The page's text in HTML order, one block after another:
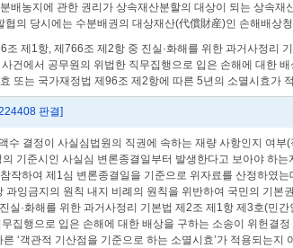
배농지에 관한 권리가 상속재산분할의 대상이 되는 상속
의 당시에는 수분배권의 대상재산(代償財産)인 손해배상
조 제1항, 제766조 제2항 중 진실·화해를 위한 과거사정
건에서 공무원의 위법한 직무집행으로 입은 손해에 대한
또는 국가재정법 제96조 제2항에 따른 5년의 소멸시효가
판결]
수 결정이 사실심법원의 직권에 속하는 재량 사항인지 여
기준시인 사실심 변론종결일부터 발생한다고 보아야 하
작하여 제1심 변론종결일을 기준으로 위자료를 산정하
과잉금지의 원칙 내지 비례의 원칙을 위반하여 국민의 기
실·화해를 위한 과거사정리 기본법 제2조 제1항 제3호(민
집행으로 입은 손해에 대한 배상을 구하는 소송이 위헌결
‘객관적 기산점을 기준으로 하는 소멸시효’가 적용되는지